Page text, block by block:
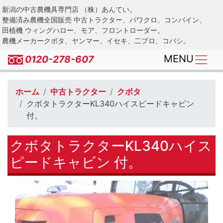
Skip
to
main
content
新潟の中古農機具専門店 （株）あんてい。
整備済み農機全国販売 中古トラクター、パワクロ、コンバイン、
田植機 ウィングハロー、モア、フロントローダー。
農機メーカークボタ、ヤンマー、イセキ、二プロ、コバシ。
0120-278-607 MENU
ホーム 中古トラクター
クボタ
クボタトラクターKL340ハイスピードキャビン
付。
クボタトラクターKL340ハイス
ピードキャビン 付。